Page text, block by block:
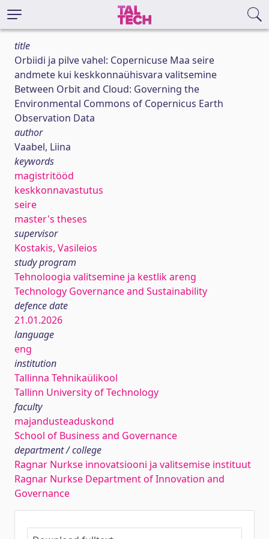
title
Orbiidi ja pilve vahel: Copernicuse Maa seire
andmete kui keskkonnaühisvara valitsemine
Between Orbit and Cloud: Governing the
Environmental Commons of Copernicus Earth
Observation Data
author
Vaabel, Liina
keywords
magistritööd
keskkonnavastutus
seire
master's theses
supervisor
Kostakis, Vasileios
study program
Tehnoloogia valitsemine ja kestlik areng
Technology Governance and Sustainability
defence date
21.01.2026
language
eng
institution
Tallinna Tehnikaülikool
Tallinn University of Technology
faculty
majandusteaduskond
School of Business and Governance
department / college
Ragnar Nurkse innovatsiooni ja valitsemise instituut
Ragnar Nurkse Department of Innovation and
Governance